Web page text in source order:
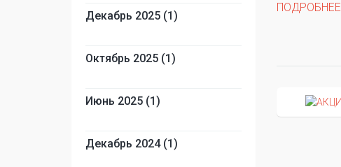
Декабрь 2025 (1)
Октябрь 2025 (1)
Июнь 2025 (1)
Декабрь 2024 (1)
ПОДРОБНЕЕ